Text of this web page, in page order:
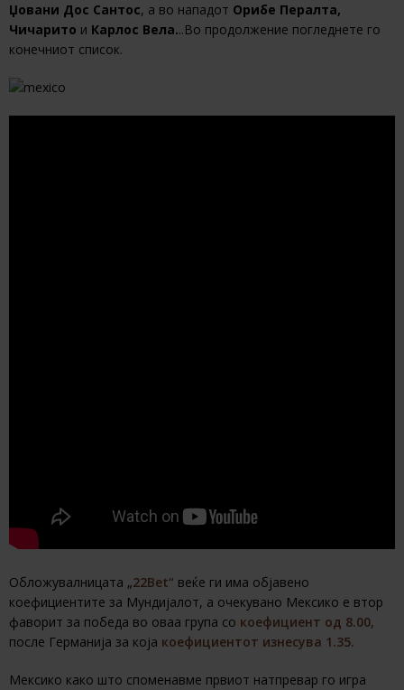
Џовани Дос Сантос, а во нападот Орибе Пералта,
Чичарито и Карлос Вела...Во продолжение погледнете го
конечниот список.
Oбложувалницата „22Bet“ веќе ги има објавено
коефициентите за Мундијалот, а очекувано Мексико е втор
фаворит за победа во оваа група со коефициент од 8.00,
после Германија за која коефициентот изнесува 1.35.
Мексико како што споменавме првиот натпревар го игра